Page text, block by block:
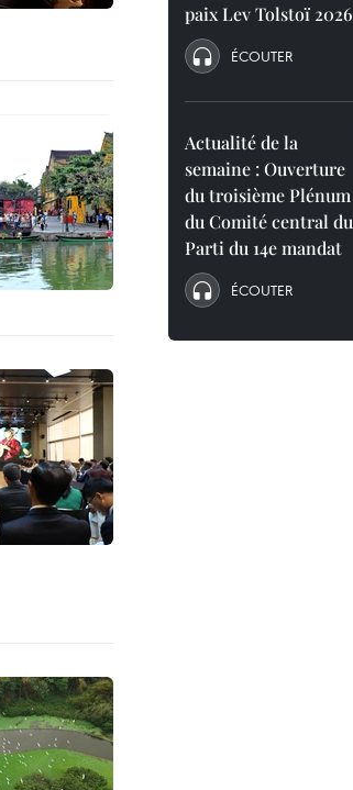
paix Lev Tolstoï 2026
ÉCOUTER
Actualité de la
semaine : Ouverture
du troisième Plénum
du Comité central du
Parti du 14e mandat
ÉCOUTER